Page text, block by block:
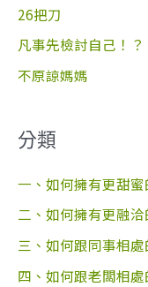
26把刀
凡事先檢討自己！？
不原諒媽媽
分類
一、如何擁有更甜
二、如何擁有更融
三、如何跟同事相
四、如何跟老闆相